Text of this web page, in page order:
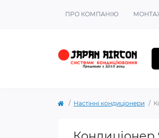
ПРО КОМПАНІЮ
Настінні кондиціонери